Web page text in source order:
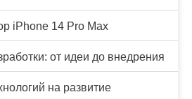
iPhone 14 Pro Max
от идеи до внедрения
на развитие